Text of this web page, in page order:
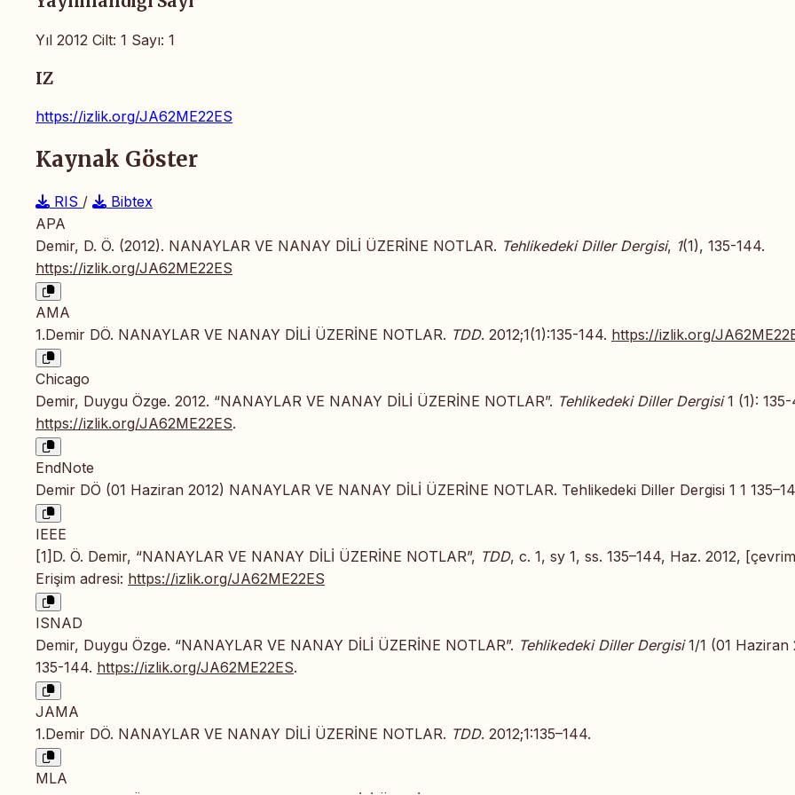
Yıl 2012 Cilt: 1 Sayı: 1
IZ
https://izlik.org/JA62ME22ES
Kaynak Göster
RIS /
Bibtex
APA
Demir, D. Ö. (2012). NANAYLAR VE NANAY DİLİ ÜZERİNE NOTLAR. Tehlikedeki Diller Dergisi, 1(1), 135-144.
https://izlik.org/JA62ME22ES
AMA
1.Demir DÖ. NANAYLAR VE NANAY DİLİ ÜZERİNE NOTLAR. TDD. 2012;1(1):135-144. https://izlik.org/
Chicago
Demir, Duygu Özge. 2012. “NANAYLAR VE NANAY DİLİ ÜZERİNE NOTLAR”. Tehlikedeki Diller Dergisi1 (1):
https://izlik.org/JA62ME22ES.
EndNote
Demir DÖ (01 Haziran 2012) NANAYLAR VE NANAY DİLİ ÜZERİNE NOTLAR. Tehlikedeki Diller Dergisi 1 1
IEEE
[1]D. Ö. Demir, “NANAYLAR VE NANAY DİLİ ÜZERİNE NOTLAR”, TDD, c. 1, sy 1, ss. 135–144, Haz. 2012,
Erişim adresi: https://izlik.org/JA62ME22ES
ISNAD
Demir, Duygu Özge. “NANAYLAR VE NANAY DİLİ ÜZERİNE NOTLAR”. Tehlikedeki Diller Dergisi1/1 (01 Haziran
135-144. https://izlik.org/JA62ME22ES.
JAMA
1.Demir DÖ. NANAYLAR VE NANAY DİLİ ÜZERİNE NOTLAR. TDD. 2012;1:135–144.
MLA